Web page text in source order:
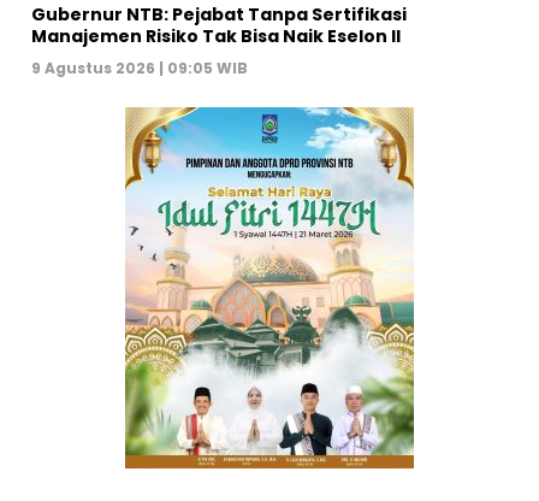
Gubernur NTB: Pejabat Tanpa Sertifikasi
Manajemen Risiko Tak Bisa Naik Eselon II
9 Agustus 2026 | 09:05 WIB